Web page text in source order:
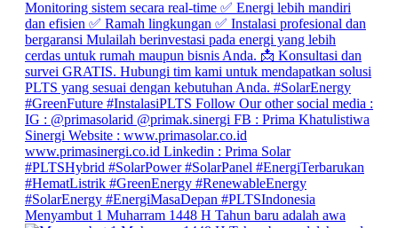
Menyambut 1 Muharram 1448 H Tahun baru adalah awa